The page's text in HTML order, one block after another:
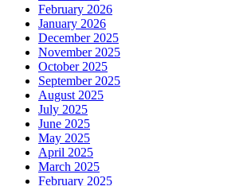
February 2026
January 2026
December 2025
November 2025
October 2025
September 2025
August 2025
July 2025
June 2025
May 2025
April 2025
March 2025
February 2025